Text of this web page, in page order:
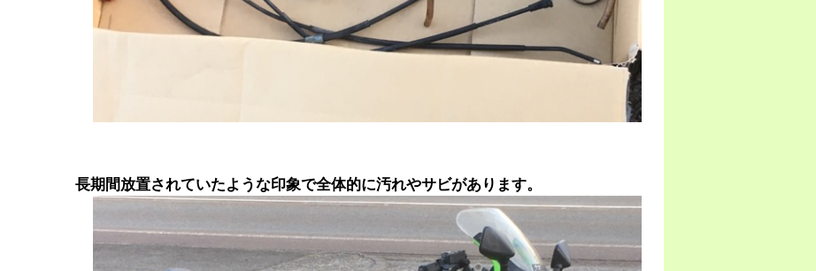
長期間放置されていたような印象で全体的に汚れやサビがあります。